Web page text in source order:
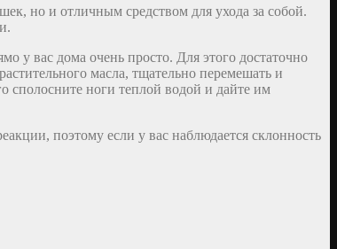
но и отличным средством для ухода за собой.
у вас дома очень просто. Для этого достаточно
масла, тщательно перемешать и
сполосните ноги теплой водой и дайте им
поэтому если у вас наблюдается склонность